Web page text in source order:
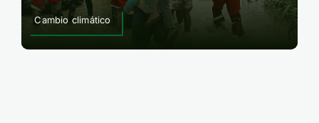
Cambio climático